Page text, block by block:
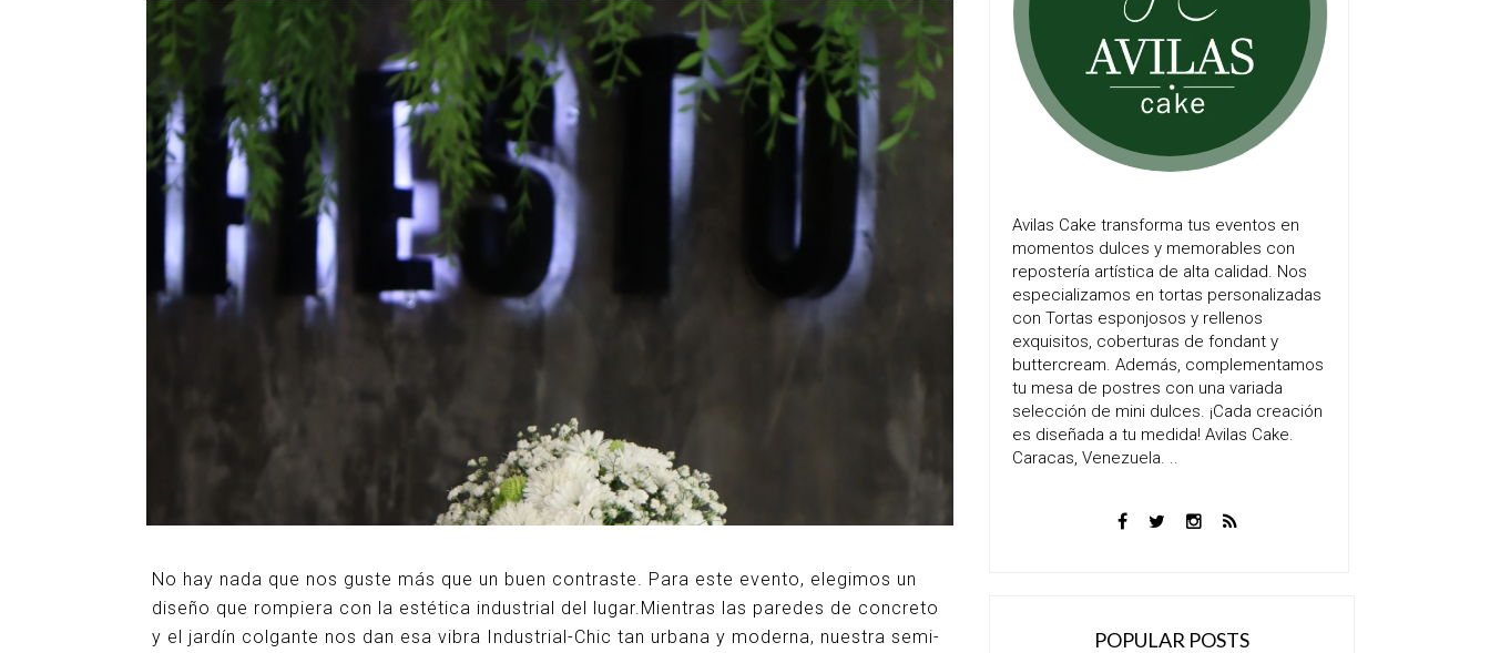
No hay nada que nos guste más que un buen contraste. Para este evento, elegimos un
diseño que rompiera con la estética industrial del lugar.Mientras las paredes de concreto
y el jardín colgante nos dan esa vibra Industrial-Chic tan urbana y moderna, nuestra semi-
Avilas Cake transforma tus eventos en
momentos dulces y memorables con
repostería artística de alta calidad. Nos
especializamos en tortas personalizadas
con Tortas esponjosos y rellenos
exquisitos, coberturas de fondant y
buttercream. Además, complementamos
tu mesa de postres con una variada
selección de mini dulces. ¡Cada creación
es diseñada a tu medida! Avilas Cake.
Caracas, Venezuela. ..
POPULAR POSTS